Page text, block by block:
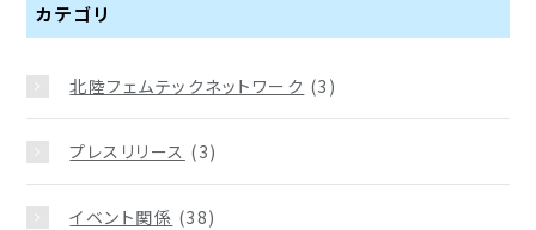
カテゴリ
北陸フェムテックネットワーク (3)
プレスリリース (3)
イベント関係 (38)